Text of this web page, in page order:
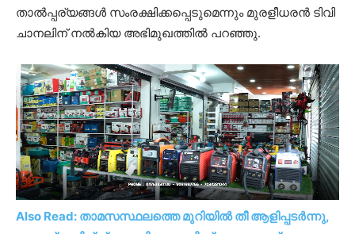
താൽപ്പര്യങ്ങൾ സംരക്ഷിക്കപ്പെടുമെന്നും മുരളീധരൻ ടിവി
ചാനലിന് നൽകിയ അഭിമുഖത്തിൽ പറഞ്ഞു.
Also Read: താമസസ്ഥലത്തെ മുറിയിൽ തീ ആളിപ്പടർന്നു,